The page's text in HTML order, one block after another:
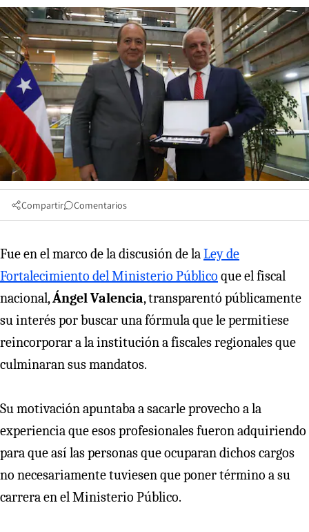
Compartir Comentarios
Fue en el marco de la discusión de laLey de
Fortalecimiento del Ministerio Público que el fiscal
nacional,Ángel Valencia, transparentó públicamente
su interés por buscar una fórmula que le permitiese
reincorporar a la institución a fiscales regionales que
culminaran sus mandatos.
Su motivación apuntaba a sacarle provecho a la
experiencia que esos profesionales fueron adquiriendo
para que así las personas que ocuparan dichos cargos
no necesariamente tuviesen que poner término a su
carrera en el Ministerio Público.